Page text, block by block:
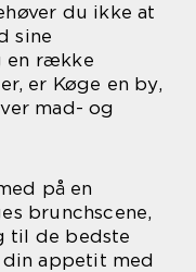
du ikke at
sine
en række
er Køge en by,
mad- og
på en
brunchscene,
til de bedste
appetit med